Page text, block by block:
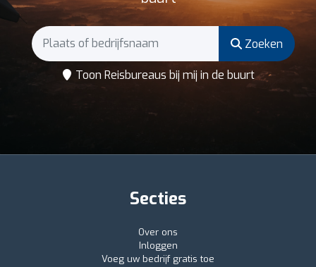
Zoeken
Toon Reisbureaus bij mij in de buurt
Secties
Over ons
Inloggen
Voeg uw bedrijf gratis toe